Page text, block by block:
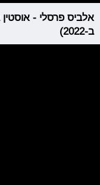
אלביס פרסלי -
ב-2022)